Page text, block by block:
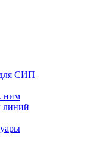
для СИП
ним
линий